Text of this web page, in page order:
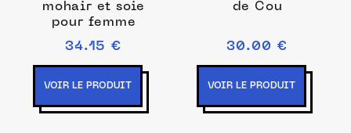
mohair et soie
pour femme
34.15 €
VOIR LE PRODUIT
de Cou
30.00 €
VOIR LE PRODUIT